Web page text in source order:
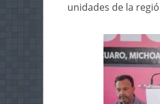
unidades de la